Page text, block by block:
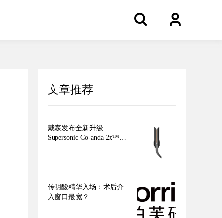
文章推荐
戴森发布全新升级
Supersonic Co-anda 2x™造
传明酸精华入场：术后介
入窗口最宽？